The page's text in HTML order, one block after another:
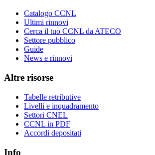
Catalogo CCNL
Ultimi rinnovi
Cerca il tuo CCNL da ATECO
Settore pubblico
Guide
News e rinnovi
Altre risorse
Tabelle retributive
Livelli e inquadramento
Settori CNEL
CCNL in PDF
Accordi depositati
Info